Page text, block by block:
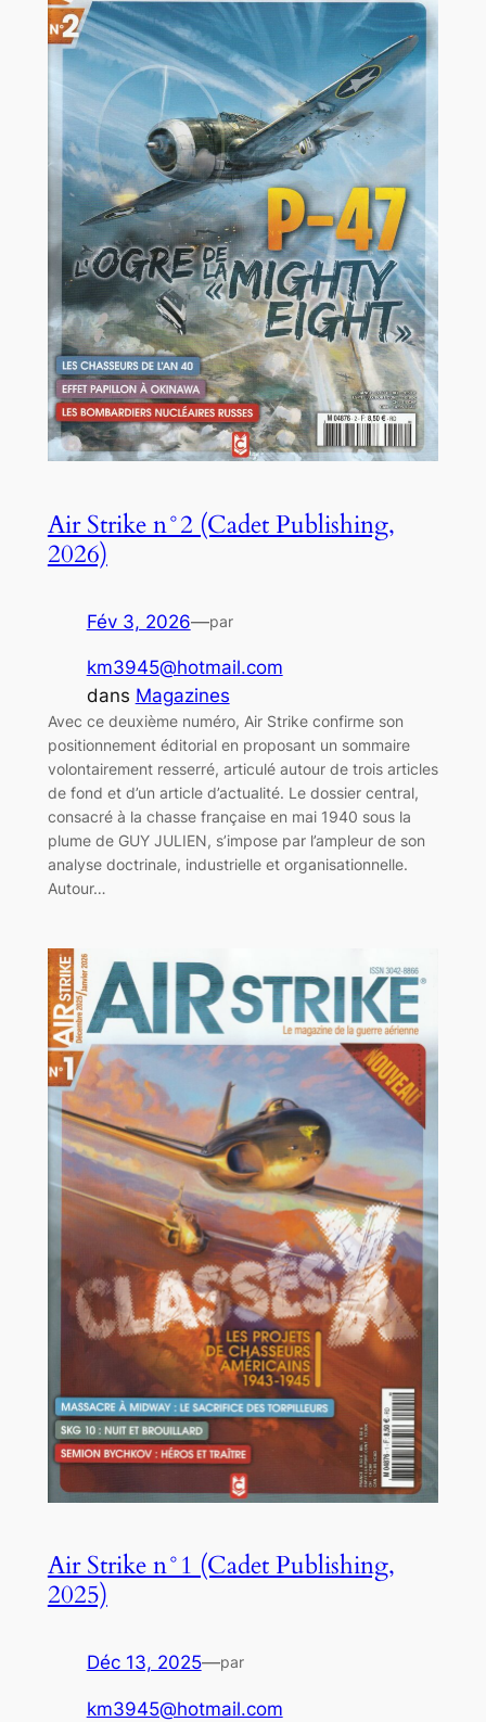
Air Strike n°2 (Cadet Publishing,
2026)
Fév 3, 2026—par
km3945@hotmail.com
dans Magazines
Avec ce deuxième numéro, Air Strike confirme son
positionnement éditorial en proposant un sommaire
volontairement resserré, articulé autour de trois articles
de fond et d’un article d’actualité. Le dossier central,
consacré à la chasse française en mai 1940 sous la
plume de GUY JULIEN, s’impose par l’ampleur de son
analyse doctrinale, industrielle et organisationnelle.
Autour…
Air Strike n°1 (Cadet Publishing,
2025)
Déc 13, 2025—par
km3945@hotmail.com